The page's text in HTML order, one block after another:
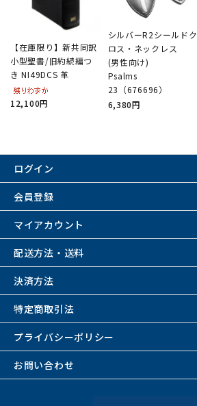
【在庫限り】新共同訳
小型聖書/旧約続編つ
き NI49DCS 革
12,100円
シルバーR2シールドク
ロス・ネックレス
(男性向け)
Psalms
23（676696）
6,380円
ログイン
会員登録
マイアカウント
配送方法・送料
決済方法
特定商取引法
プライバシーポリシー
お問い合わせ